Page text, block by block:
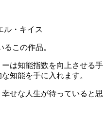
ル・キイス
この作品。
は知能指数を向上させる手
知能を手に入れます。
せな人生が待っていると思